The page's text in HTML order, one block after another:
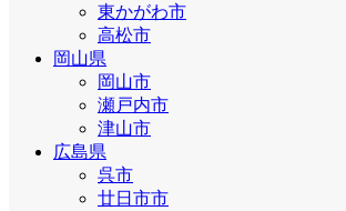
東かがわ市
高松市
岡山県
岡山市
瀬戸内市
津山市
広島県
呉市
廿日市市